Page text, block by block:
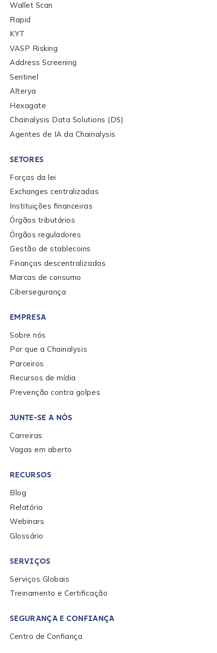
services, events, and news. Your personal data will
Wallet Scan
Rapid
KYT
VASP Risking
Address Screening
Sentinel
Alterya
Hexagate
Chainalysis Data Solutions (DS)
Agentes de IA da Chainalysis
SETORES
Forças da lei
Exchanges centralizadas
Instituições financeiras
Órgãos tributários
Órgãos reguladores
Gestão de stablecoins
Finanças descentralizadas
Marcas de consumo
Cibersegurança
EMPRESA
Sobre nós
Por que a Chainalysis
Parceiros
Recursos de mídia
Prevenção contra golpes
JUNTE-SE A NÓS
Carreiras
Vagas em aberto
RECURSOS
Blog
Relatório
Webinars
Glossário
SERVIÇOS
Serviços Globais
Treinamento e Certificação
SEGURANÇA E CONFIANÇA
Centro de Confiança